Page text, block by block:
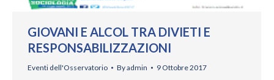
GIOVANI E ALCOL TRA DIVIETI E
RESPONSABILIZZAZIONI
Eventi dell'Osservatorio Byadmin 9 Ottobre 2017